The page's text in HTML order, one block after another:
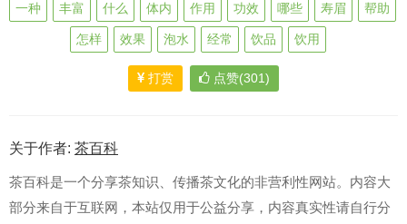
一种 丰富 什么 体内 作用 功效 哪些 寿眉 帮助
怎样 效果 泡水 经常 饮品 饮用
打赏 点赞(301)
关于作者: 茶百科
茶百科是一个分享茶知识、传播茶文化的非营利性网站。内容大
部分来自于互联网，本站仅用于公益分享，内容真实性请自行分